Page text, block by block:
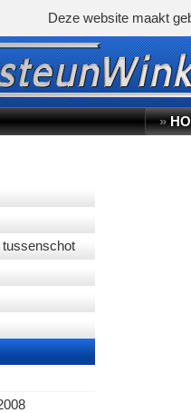
»
Deze website maakt